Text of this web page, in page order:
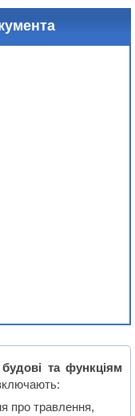
будові та функціям
про травлення,